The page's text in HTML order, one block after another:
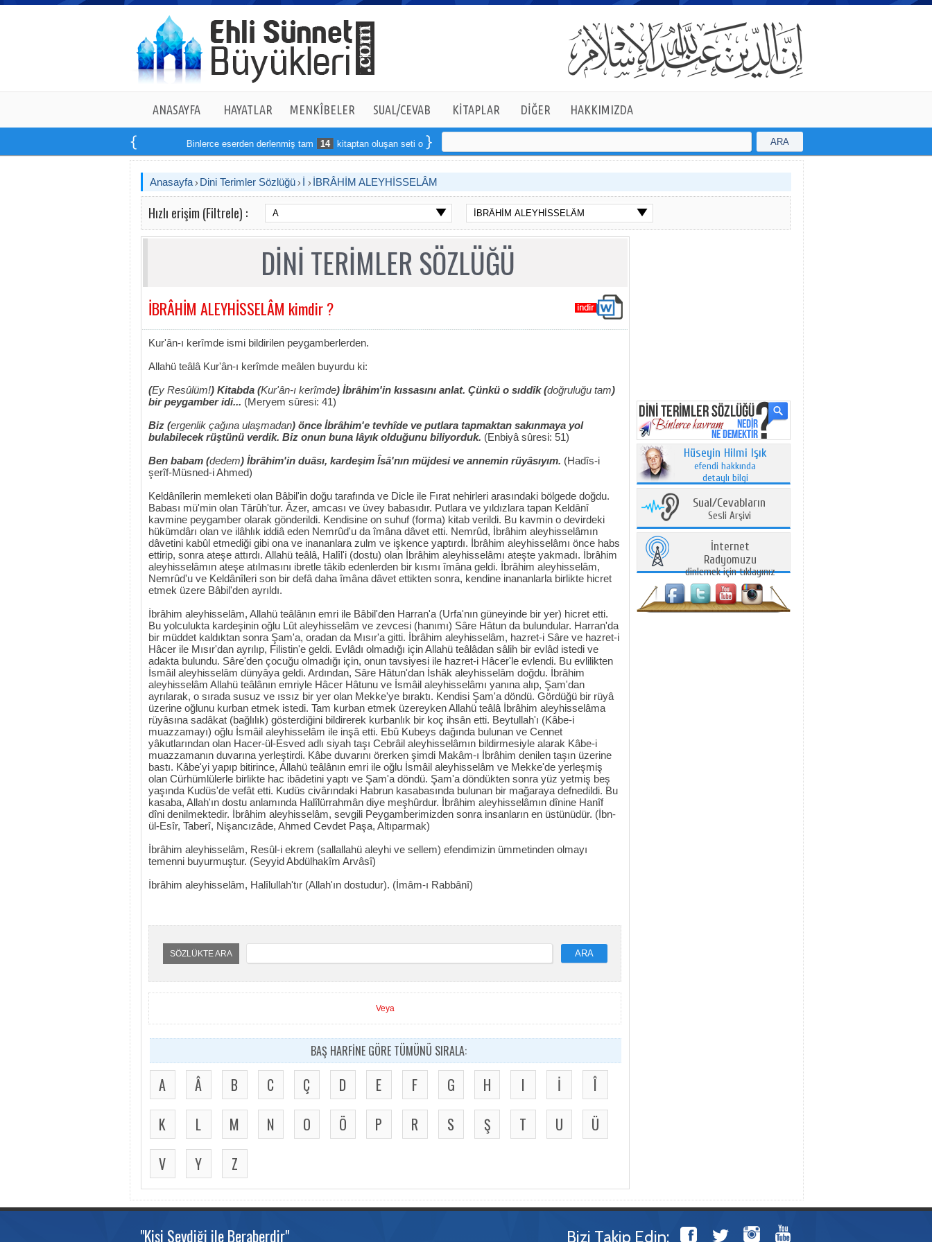
ANASAYFA HAYATLAR MENKÎBELER SUAL/CEVAB KİTAPLAR DİĞER HAKKIMIZDA
Binlerce eserden derlenmiş tam 14 kitaptan oluşan seti online sipariş verebilirsiniz ARA
Anasayfa Dini Terimler Sözlüğü İ İBRÂHİM ALEYHİSSELÂM
Hızlı erişim (Filtrele) :
DİNİ TERİMLER SÖZLÜĞÜ
İBRÂHİM ALEYHİSSELÂM kimdir ?
Kur'ân-ı kerîmde ismi bildirilen peygamberlerden.
Allahü teâlâ Kur'ân-ı kerîmde meâlen buyurdu ki:
(Ey Resûlüm!) Kitabda (Kur'ân-ı kerîmde) İbrâhim'in kıssasını anlat. Çünkü o sıddîk (doğruluğu tam)
bir peygamber idi... (Meryem sûresi: 41)
Biz (ergenlik çağına ulaşmadan) önce İbrâhim'e tevhîde ve putlara tapmaktan sakınmaya yol
bulabilecek rüştünü verdik. Biz onun buna lâyık olduğunu biliyorduk. (Enbiyâ sûresi: 51)
Ben babam (dedem) İbrâhim'in duâsı, kardeşim Îsâ'nın müjdesi ve annemin rüyâsıyım. (Hadîs-i
şerîf-Müsned-i Ahmed)
Keldânîlerin memleketi olan Bâbil'in doğu tarafında ve Dicle ile Fırat nehirleri arasındaki bölgede doğdu.
Babası mü'min olan Târûh'tur. Âzer, amcası ve üvey babasıdır. Putlara ve yıldızlara tapan Keldânî
kavmine peygamber olarak gönderildi. Kendisine on suhuf (forma) kitab verildi. Bu kavmin o devirdeki
hükümdârı olan ve ilâhlık iddiâ eden Nemrûd'u da îmâna dâvet etti. Nemrûd, İbrâhim aleyhisselâmın
dâvetini kabûl etmediği gibi ona ve inananlara zulm ve işkence yaptırdı. İbrâhim aleyhisselâmı önce habs
ettirip, sonra ateşe attırdı. Allahü teâlâ, Halîl'i (dostu) olan İbrâhim aleyhisselâmı ateşte yakmadı. İbrâhim
aleyhisselâmın ateşe atılmasını ibretle tâkib edenlerden bir kısmı îmâna geldi. İbrâhim aleyhisselâm,
Nemrûd'u ve Keldânîleri son bir defâ daha îmâna dâvet ettikten sonra, kendine inananlarla birlikte hicret
etmek üzere Bâbil'den ayrıldı.
İbrâhim aleyhisselâm, Allahü teâlânın emri ile Bâbil'den Harran'a (Urfa'nın güneyinde bir yer) hicret etti.
Bu yolculukta kardeşinin oğlu Lût aleyhisselâm ve zevcesi (hanımı) Sâre Hâtun da bulundular. Harran'da
bir müddet kaldıktan sonra Şam'a, oradan da Mısır'a gitti. İbrâhim aleyhisselâm, hazret-i Sâre ve hazret-i
Hâcer ile Mısır'dan ayrılıp, Filistin'e geldi. Evlâdı olmadığı için Allahü teâlâdan sâlih bir evlâd istedi ve
adakta bulundu. Sâre'den çocuğu olmadığı için, onun tavsiyesi ile hazret-i Hâcer'le evlendi. Bu evlilikten
İsmâil aleyhisselâm dünyâya geldi. Ardından, Sâre Hâtun'dan İshâk aleyhisselâm doğdu. İbrâhim
aleyhisselâm Allahü teâlânın emriyle Hâcer Hâtunu ve İsmâil aleyhisselâmı yanına alıp, Şam'dan
ayrılarak, o sırada susuz ve ıssız bir yer olan Mekke'ye bıraktı. Kendisi Şam'a döndü. Gördüğü bir rüyâ
üzerine oğlunu kurban etmek istedi. Tam kurban etmek üzereyken Allahü teâlâ İbrâhim aleyhisselâma
rüyâsına sadâkat (bağlılık) gösterdiğini bildirerek kurbanlık bir koç ihsân etti. Beytullah'ı (Kâbe-i
muazzamayı) oğlu İsmâil aleyhisselâm ile inşâ etti. Ebû Kubeys dağında bulunan ve Cennet
yâkutlarından olan Hacer-ül-Esved adlı siyah taşı Cebrâil aleyhisselâmın bildirmesiyle alarak Kâbe-i
muazzamanın duvarına yerleştirdi. Kâbe duvarını örerken şimdi Makâm-ı İbrâhim denilen taşın üzerine
bastı. Kâbe'yi yapıp bitirince, Allahü teâlânın emri ile oğlu İsmâil aleyhisselâm ve Mekke'de yerleşmiş
olan Cürhümlülerle birlikte hac ibâdetini yaptı ve Şam'a döndü. Şam'a döndükten sonra yüz yetmiş beş
yaşında Kudüs'de vefât etti. Kudüs civârındaki Habrun kasabasında bulunan bir mağaraya defnedildi. Bu
kasaba, Allah'ın dostu anlamında Halîlürrahmân diye meşhûrdur. İbrâhim aleyhisselâmın dînine Hanîf
dîni denilmektedir. İbrâhim aleyhisselâm, sevgili Peygamberimizden sonra insanların en üstünüdür. (İbn-
ül-Esîr, Taberî, Nişancızâde, Ahmed Cevdet Paşa, Altıparmak)
İbrâhim aleyhisselâm, Resûl-i ekrem (sallallahü aleyhi ve sellem) efendimizin ümmetinden olmayı
temenni buyurmuştur. (Seyyid Abdülhakîm Arvâsî)
İbrâhim aleyhisselâm, Halîlullah'tır (Allah'ın dostudur). (İmâm-ı Rabbânî)
SÖZLÜKTE ARA ARA
Veya
BAŞ HARFİNE GÖRE TÜMÜNÜ SIRALA:
A Â B C Ç D E F G H I İ
Î
K
L M N O Ö P R S Ş T U
Ü
V
Y Z
Hüseyin Hilmi Işık
efendi hakkında
detaylı bilgi
Sual/Cevabların
Sesli Arşivi
İnternet
Radyomuzu
dinlemek için tıklayınız
"Kişi Sevdiği ile Beraberdir" Bizi Takip Edin: